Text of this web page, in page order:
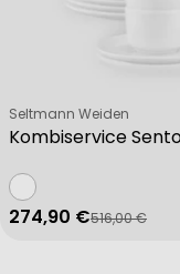
Kombiservice
Verkäufer:
Seltmann Weiden
Verkaufspreis
274,90 €
Regulärer Preis
516,00 €